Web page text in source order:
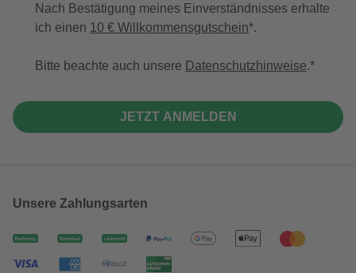
Nach Bestätigung meines Einverständnisses erhalte
ich einen 10 € Willkommensgutschein*.
Bitte beachte auch unsere Datenschutzhinweise.
JETZT ANMELDEN
Unsere Zahlungsarten